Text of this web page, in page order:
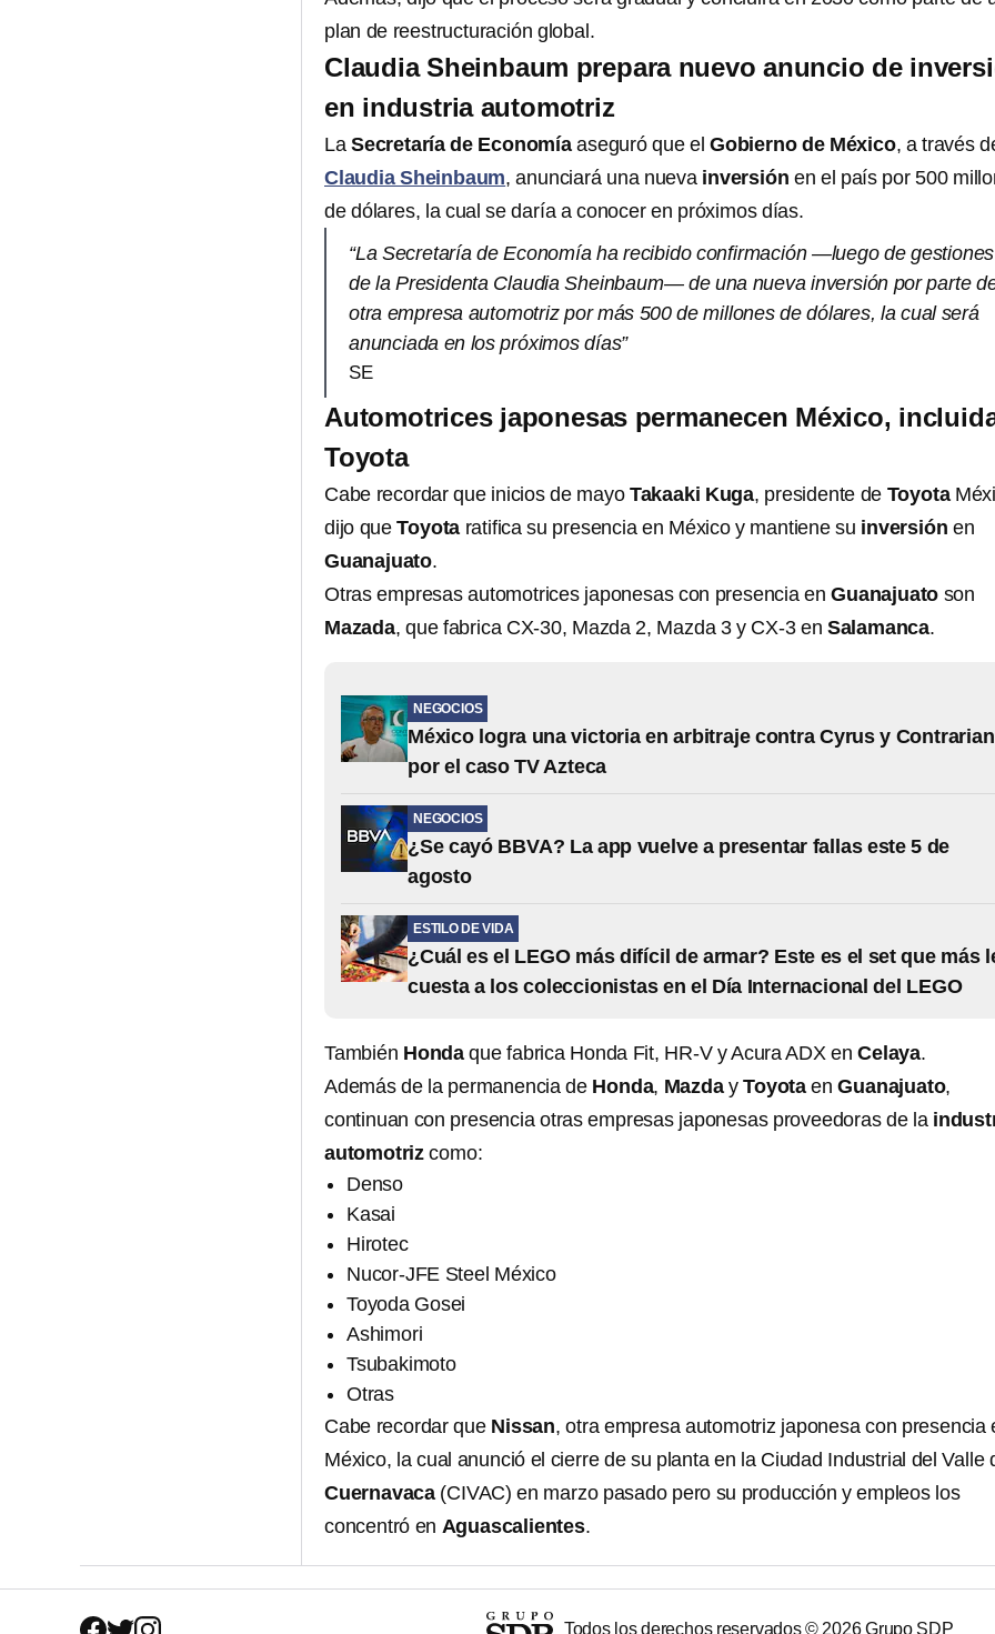
plan de reestructuración global.
Claudia Sheinbaum prepara nuevo anuncio de
en industria automotriz
La Secretaría de Economíaaseguró que elGobierno de México, a través
Claudia Sheinbaum, anunciará una nueva inversión en el país por 500
de dólares, la cual se daría a conocer en próximos días.
“La Secretaría de Economía ha recibido confirmación —luego de gestiones
de la Presidenta Claudia Sheinbaum— de una nueva inversión por parte
otra empresa automotriz por más 500 de millones de dólares, la cual será
anunciada en los próximos días”
SE
Automotrices japonesas permanecen México,
Toyota
Cabe recordar que inicios de mayo Takaaki Kuga, presidente de Toyota
dijo queToyota ratifica su presencia en México y mantiene su inversión en
Guanajuato.
Otras empresas automotrices japonesas con presencia enGuanajuato son
Mazada, que fabrica CX-30, Mazda 2, Mazda 3 y CX-3 en Salamanca.
NEGOCIOS
México logra una victoria en arbitraje contra Cyrus y Contrarian
por el caso TV Azteca
NEGOCIOS
¿Se cayó BBVA? La app vuelve a presentar fallas este 5 de
agosto
ESTILO DE VIDA
¿Cuál es el LEGO más difícil de armar? Este es el set que más
cuesta a los coleccionistas en el Día Internacional del LEGO
También Honda que fabrica Honda Fit, HR-V y Acura ADX enCelaya.
Además de la permanencia de Honda, MazdayToyota enGuanajuato,
continuan con presencia otras empresas japonesas proveedoras de la
automotrizcomo:
Denso
Kasai
Hirotec
Nucor-JFE Steel México
Toyoda Gosei
Ashimori
Tsubakimoto
Otras
Cabe recordar que Nissan, otra empresa automotriz japonesa con presencia
México, la cual anunció el cierre de su planta en la Ciudad Industrial del Valle
Cuernavaca (CIVAC) en marzo pasado pero su producción y empleos los
concentró en Aguascalientes.
Todos los derechos reservados © 2026Grupo SDP